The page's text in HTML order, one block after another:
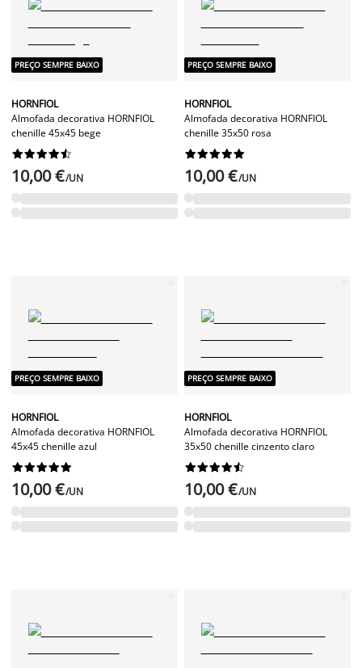
PREÇO SEMPRE BAIXO
HORNFIOL
Almofada decorativa HORNFIOL
chenille 45x45 bege






10,00 €/UN
PREÇO SEMPRE BAIXO
HORNFIOL
Almofada decorativa HORNFIOL
chenille 35x50 rosa






10,00 €/UN
PREÇO SEMPRE BAIXO
HORNFIOL
Almofada decorativa HORNFIOL
45x45 chenille azul






10,00 €/UN
PREÇO SEMPRE BAIXO
HORNFIOL
Almofada decorativa HORNFIOL
35x50 chenille cinzento claro






10,00 €/UN